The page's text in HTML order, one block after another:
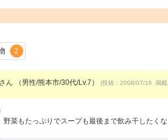
2
さん （男性/熊本市/30代/Lv.7） (投稿：2008/07/16 掲
菜もたっぷりでスープも最後まで飲み干したく